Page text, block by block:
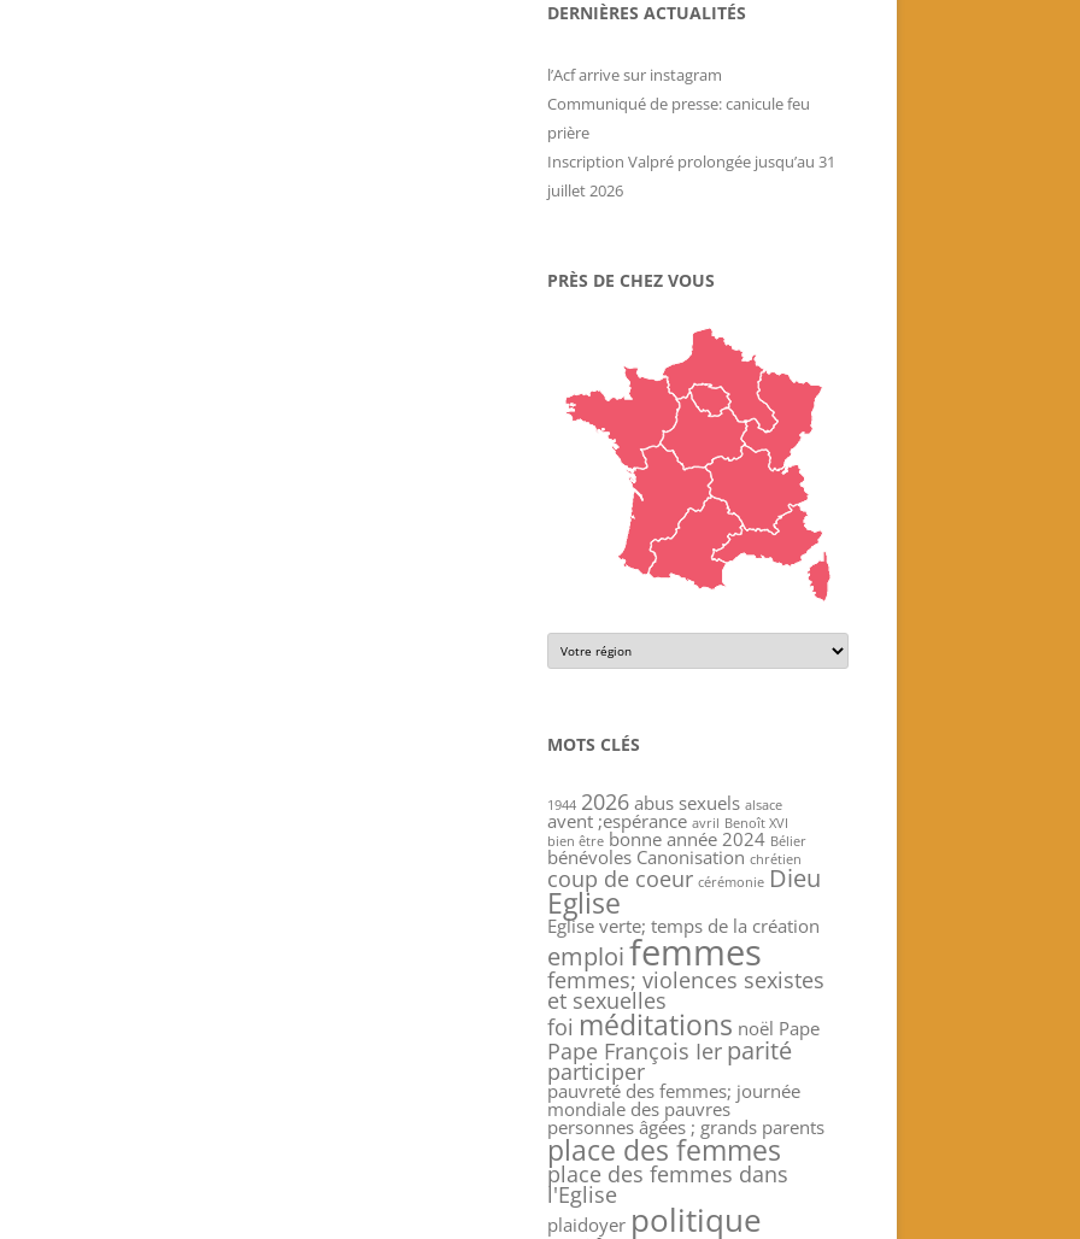
DERNIÈRES ACTUALITÉS
l’Acf arrive sur instagram
Communiqué de presse: canicule feu
prière
Inscription Valpré prolongée jusqu’au 31
juillet 2026
PRÈS DE CHEZ VOUS
MOTS CLÉS
1944 2026 abus sexuels alsace
avent ;espérance avril Benoît XVI
bien être bonne année 2024 Bélier
bénévoles Canonisation chrétien
coup de coeur cérémonie Dieu
Eglise
Eglise verte; temps de la création
emploifemmes
femmes; violences sexistes
et sexuelles
foi méditations noël Pape
Pape François Ier parité
participer
pauvreté des femmes; journée
mondiale des pauvres
personnes âgées ; grands parents
place des femmes
place des femmes dans
l'Eglise
plaidoyer politique